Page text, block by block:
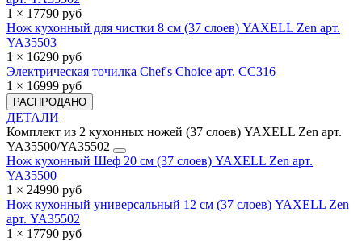
1 × 17790 руб
Нож кухонный для чистки 8 см (37 слоев) YAXELL Zen арт.
YA35503
1 × 16290 руб
Электрическая точилка Chef's Choice арт. CC316
1 × 16999 руб
РАСПРОДАНО
ДЕТАЛИ
Комплект из 2 кухонных ножей (37 слоев) YAXELL Zen арт.
YA35500/YA35502
Нож кухонный Шеф 20 см (37 слоев) YAXELL Zen арт.
YA35500
1 × 24990 руб
Нож кухонный универсальный 12 см (37 слоев) YAXELL Zen
арт. YA35502
1 × 17790 руб